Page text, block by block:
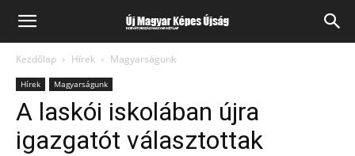
Kezdőlap Hírek Magyarságunk
Hírek Magyarságunk
A laskói iskolában újra
igazgatót választottak